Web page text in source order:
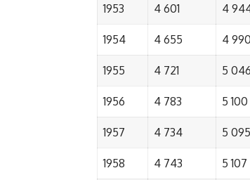
1953 4 601 4
1954 4 655 4 990
1955 4 721 5 046
1956 4 783 5 100
1957 4 734 5 095
1958 4 743 5 107